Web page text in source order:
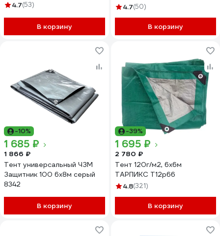
4.7(53)
В корзину
В10121802
4.7(50)
В корзину
-10%
1 685 ₽
1 866 ₽
Тент универсальный ЧЗМ
Защитник 100 6х8м серый
8342
В корзину
-39%
1 695 ₽
2 780 ₽
Тент 120г/м2, 6х6м
ТАРПИКС Т12р66
4.8(321)
В корзину